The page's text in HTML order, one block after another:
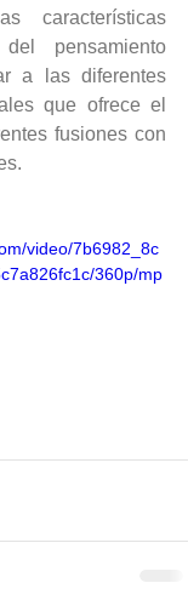
características
pensamiento
a las diferentes
que ofrece el
fusiones con
video/7b6982_8c
360p/mp